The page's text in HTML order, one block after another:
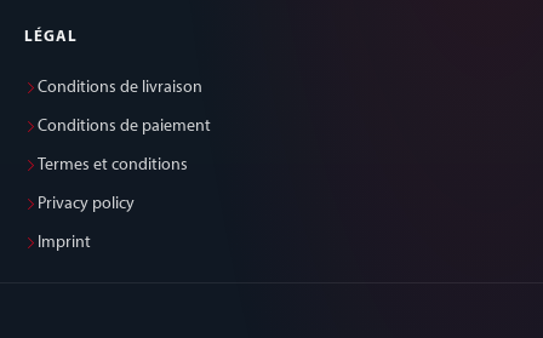
LÉGAL
Conditions de livraison
Conditions de paiement
Termes et conditions
Privacy policy
Imprint